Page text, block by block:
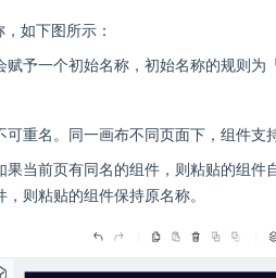
如下图所示：
赋予一个初始名称，初始名称的规则为
可重名。同一画布不同页面下，组件支
果当前页有同名的组件，则粘贴的组件
则粘贴的组件保持原名称。